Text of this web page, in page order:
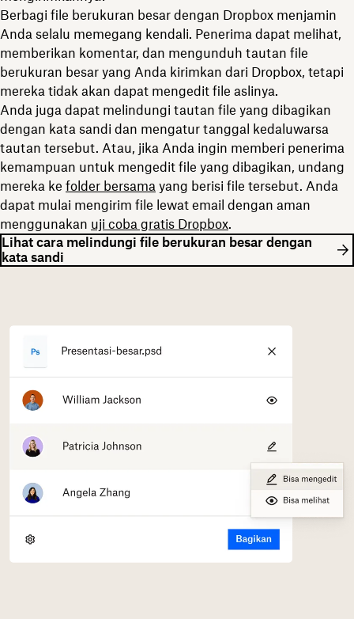
Berbagi file berukuran besar dengan Dropbox menjamin
Anda selalu memegang kendali. Penerima dapat melihat,
memberikan komentar, dan mengunduh tautan file
berukuran besar yang Anda kirimkan dari Dropbox, tetapi
mereka tidak akan dapat mengedit file aslinya.
Anda juga dapat melindungi tautan file yang dibagikan
dengan kata sandi dan mengatur tanggal kedaluwarsa
tautan tersebut. Atau, jika Anda ingin memberi penerima
kemampuan untuk mengedit file yang dibagikan, undang
mereka ke folder bersama yang berisi file tersebut. Anda
dapat mulai mengirim file lewat email dengan aman
menggunakan uji coba gratis Dropbox.
Lihat cara melindungi file berukuran besar dengan
kata sandi